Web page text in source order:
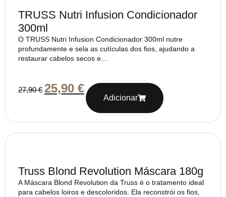
TRUSS Nutri Infusion Condicionador
300ml
O TRUSS Nutri Infusion Condicionador 300ml nutre
profundamente e sela as cutículas dos fios, ajudando a
restaurar cabelos secos e...
27,90€ 25,90 €
Adicionar
Truss Blond Revolution Máscara 180g
A Máscara Blond Revolution da Truss é o tratamento ideal
para cabelos loiros e descoloridos. Ela reconstrói os fios,